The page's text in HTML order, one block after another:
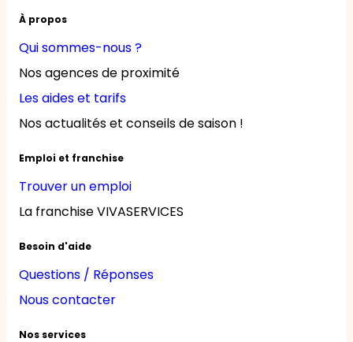
À propos
Qui sommes-nous ?
Nos agences de proximité
Les aides et tarifs
Nos actualités et conseils de saison !
Emploi et franchise
Trouver un emploi
La franchise VIVASERVICES
Besoin d'aide
Questions / Réponses
Nous contacter
Nos services